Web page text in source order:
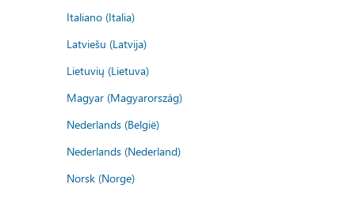
Italiano (Italia)
Latviešu (Latvija)
Lietuvių (Lietuva)
Magyar (Magyarország)
Nederlands (België)
Nederlands (Nederland)
Norsk (Norge)